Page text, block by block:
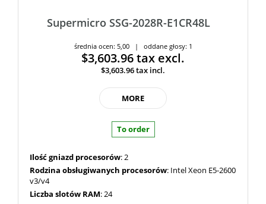
Supermicro SSG-2028R-E1CR48L
średnia ocen: 5,00 | oddane głosy: 1
$3,603.96tax excl.
$3,603.96tax incl.
MORE
To order
Ilość gniazd procesorów: 2
Rodzina obsługiwanych procesorów: Intel Xeon E5-2600
v3/v4
Liczba slotów RAM: 24